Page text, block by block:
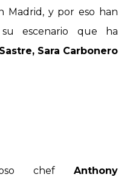
Madrid, y por eso han
escenario que ha
Sara Carbonero
chef Anthony